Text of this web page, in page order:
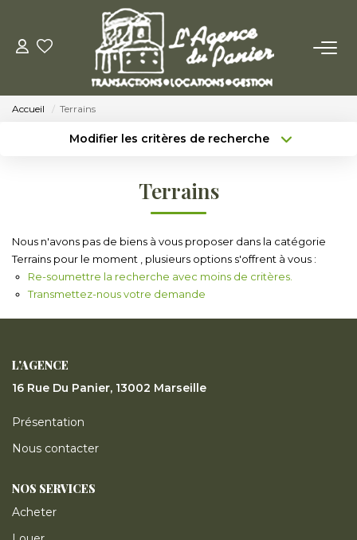
ACHETER
Nos Conseils Pour Acquérir
LOUER
Louer
Nos Conseils Aux Locataires
VENDRE
Accueil Terrains
Modifier les critères de recherche
Budget max Plus de critères
Créer une alerte
Terrains
Nous n'avons pas de biens à vous proposer dans la catégorie
Terrains pour le moment , plusieurs options s'offrent à vous :
Re-soumettre la recherche avec moins de critères.
Transmettez-nous votre demande
L'AGENCE
16 Rue Du Panier, 13002 Marseille
Présentation
Nous contacter
NOS SERVICES
Acheter